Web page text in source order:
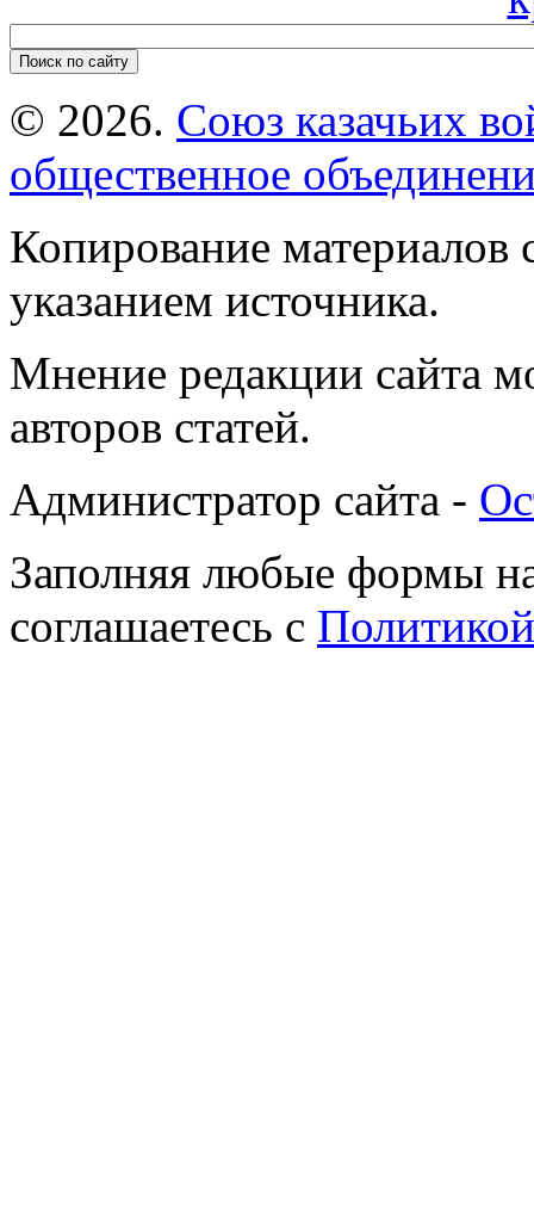
© 2026. Союз казачьих
общественное
Копирование материалов
указанием источника.
Мнение редакции сайта
авторов статей.
Администратор сайта -
Заполняя любые формы
соглашаетесь с